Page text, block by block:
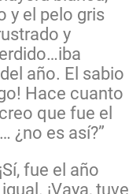
y el pelo gris
y
año. El sabio
Hace cuanto
que fue el
¿no es así?”
fue el año
¡Vaya, tuve